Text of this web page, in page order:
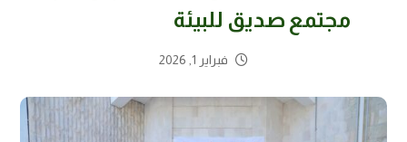
مجتمع صديق للبيئة
فبراير 1, 2026